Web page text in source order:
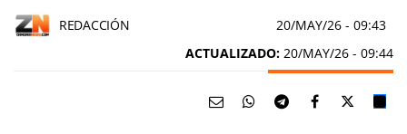
REDACCIÓN 20/MAY/26 - 09:43
ACTUALIZADO: 20/MAY/26 - 09:44